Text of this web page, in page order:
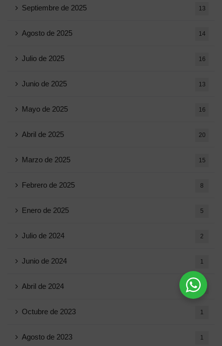
Septiembre de 2025 13
Agosto de 2025 14
Julio de 2025 16
Junio ​​de 2025 13
Mayo de 2025 16
Abril de 2025 20
Marzo de 2025 15
Febrero de 2025 8
Enero de 2025 5
Julio de 2024 2
Junio ​​de 2024 1
Abril de 2024 1
Octubre de 2023 1
Agosto de 2023 1